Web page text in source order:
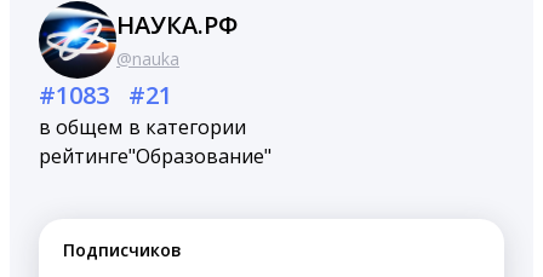
НАУКА.РФ
@nauka
#1083
в общем
рейтинге
#21
в категории
"Образование"
Подписчиков